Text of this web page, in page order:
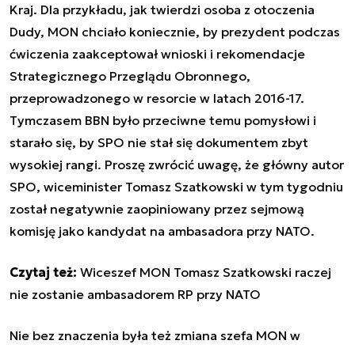
Kraj. Dla przykładu, jak twierdzi osoba z otoczenia
Dudy, MON chciało koniecznie, by prezydent podczas
ćwiczenia zaakceptował wnioski i rekomendacje
Strategicznego Przeglądu Obronnego,
przeprowadzonego w resorcie w latach 2016-17.
Tymczasem BBN było przeciwne temu pomysłowi i
starało się, by SPO nie stał się dokumentem zbyt
wysokiej rangi. Proszę zwrócić uwagę, że główny autor
SPO, wiceminister Tomasz Szatkowski w tym tygodniu
został negatywnie zaopiniowany przez sejmową
komisję jako kandydat na ambasadora przy NATO.
Czytaj też: Wiceszef MON Tomasz Szatkowski raczej
nie zostanie ambasadorem RP przy NATO
Nie bez znaczenia była też zmiana szefa MON w